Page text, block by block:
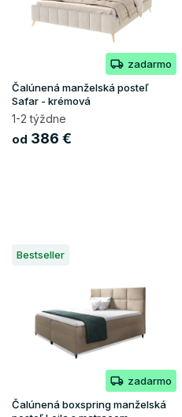
u
k
t
o
zadarmo
Čalúnená manželská posteľ
Safar - krémová
1-2 týždne
od 386 €
Bestseller
zadarmo
Čalúnená boxspring manželská